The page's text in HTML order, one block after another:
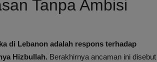
Tanpa Ambisi
di Lebanon adalah respons terhadap
Hizbullah. Berakhirnya ancaman ini disebut